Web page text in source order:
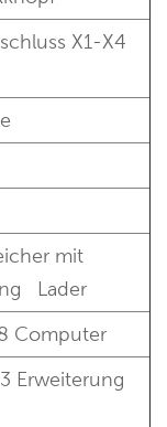
X1-X4
mit
Lader
Computer
Erweiterung